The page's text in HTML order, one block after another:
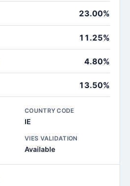
23.00%
11.25%
4.80%
13.50%
COUNTRY CODE
IE
VIES VALIDATION
Available